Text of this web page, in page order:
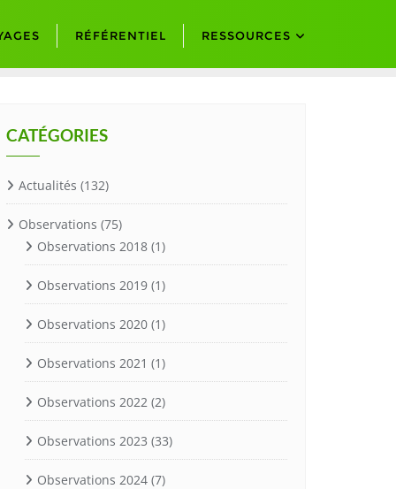
RÉFÉRENTIEL RESSOURCES
CATÉGORIES
Actualités (132)
Observations (75)
Observations 2018 (1)
Observations 2019 (1)
Observations 2020 (1)
Observations 2021 (1)
Observations 2022 (2)
Observations 2023 (33)
Observations 2024 (7)